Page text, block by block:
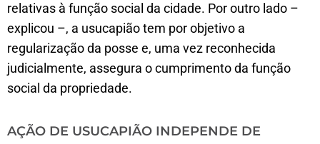
relativas à função social da cidade. Por outro lado –
explicou –, a usucapião tem por objetivo a
regularização da posse e, uma vez reconhecida
judicialmente, assegura o cumprimento da função
social da propriedade.
AÇÃO DE USUCAPIÃO INDEPENDE DE